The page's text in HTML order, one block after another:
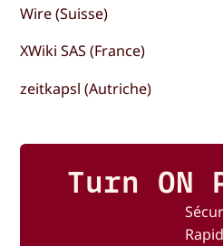
Wire (Suisse)
XWiki SAS (France)
zeitkapsl (Autriche)
Turn ON